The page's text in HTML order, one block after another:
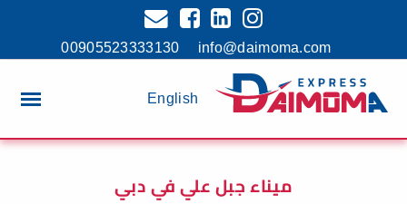
00905523333130 info@daimoma.com
English
ميناء جبل علي في دبي